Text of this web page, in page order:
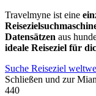
Travelmyne ist eine
Datensätzen aus
ideale Reiseziel für
Suche Reiseziel
Schließen und zur
440